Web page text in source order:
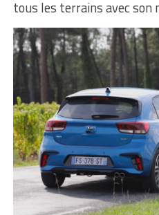
tous les terrains avec son